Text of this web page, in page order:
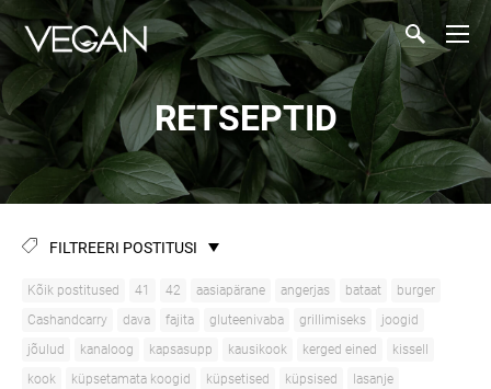
RETSEPTID
FILTREERI POSTITUSI
Kõik postitused 41 42 aasiapärane angerjas bataat
burger
Cashandcarry
dava fajita gluteenivaba grillimiseks
joogid
jõulud
kanaloog kapsasupp kausikook kerged eined
kissell
kook
küpsetamata koogid küpsetised küpsised
lasanje